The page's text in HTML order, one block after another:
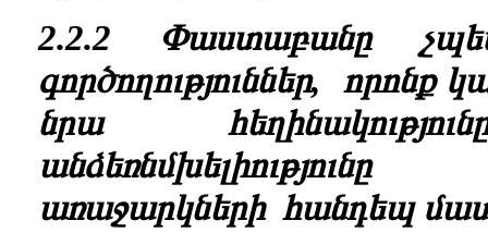
2.2.2 Փաստաբանը
գործողություններ, որոնք
նրա
առաջարկների հանդեպ